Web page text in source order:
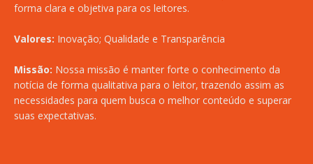
forma clara e objetiva para os leitores.
Valores: Inovação; Qualidade e Transparência
Missão: Nossa missão é manter forte o conhecimento da
notícia de forma qualitativa para o leitor, trazendo assim as
necessidades para quem busca o melhor conteúdo e superar
suas expectativas.